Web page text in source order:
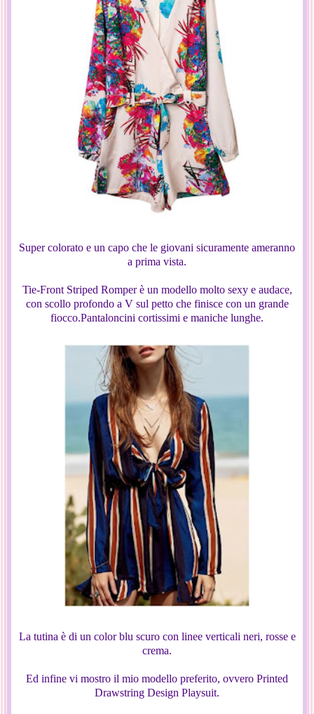
Super colorato e un capo che le giovani sicuramente ameranno
a prima vista.
Tie-Front Striped Romper è un modello molto sexy e audace,
con scollo profondo a V sul petto che finisce con un grande
fiocco.Pantaloncini cortissimi e maniche lunghe.
La tutina è di un color blu scuro con linee verticali neri, rosse e
crema.
Ed infine vi mostro il mio modello preferito, ovvero Printed
Drawstring Design Playsuit.